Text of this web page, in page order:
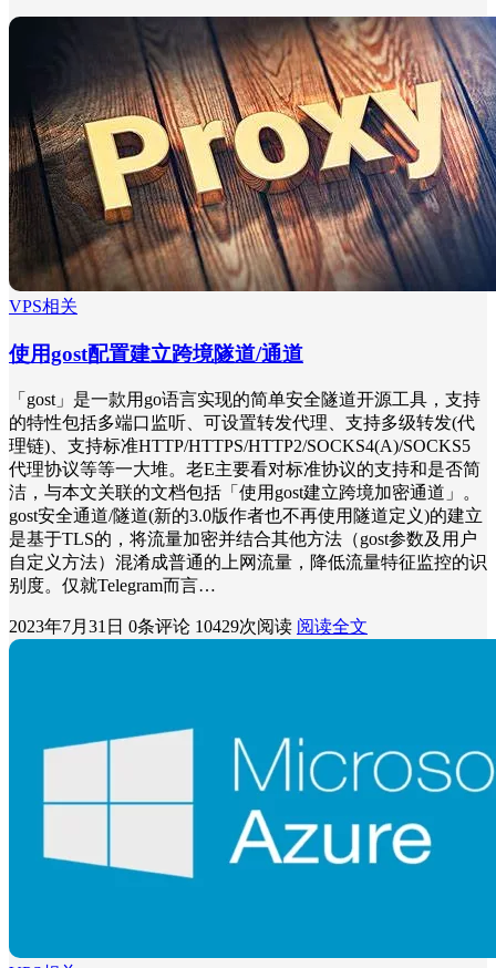
VPS相关
使用gost配置建立跨境隧道/通道
「gost」是一款用go语言实现的简单安全隧道开源工具，支持
的特性包括多端口监听、可设置转发代理、支持多级转发(代
理链)、支持标准HTTP/HTTPS/HTTP2/SOCKS4(A)/SOCKS5
代理协议等等一大堆。老E主要看对标准协议的支持和是否简
洁，与本文关联的文档包括「使用gost建立跨境加密通道」。
gost安全通道/隧道(新的3.0版作者也不再使用隧道定义)的建立
是基于TLS的，将流量加密并结合其他方法（gost参数及用户
自定义方法）混淆成普通的上网流量，降低流量特征监控的识
别度。仅就Telegram而言…
2023年7月31日 0条评论 10429次阅读 阅读全文